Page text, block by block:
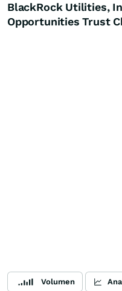
BlackRock Utilities,
Opportunities Trust
Volumen